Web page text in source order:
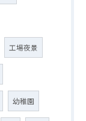
工場夜景
幼稚園